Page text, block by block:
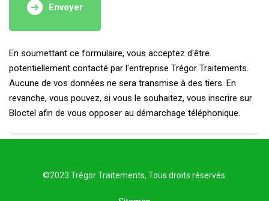
Envoyer
En soumettant ce formulaire, vous acceptez d'être
potentiellement contacté par l'entreprise Trégor Traitements.
Aucune de vos données ne sera transmise à des tiers. En
revanche, vous pouvez, si vous le souhaitez, vous inscrire sur
Bloctel afin de vous opposer au démarchage téléphonique.
©2023 Trégor Traitements, Tous droits réservés.